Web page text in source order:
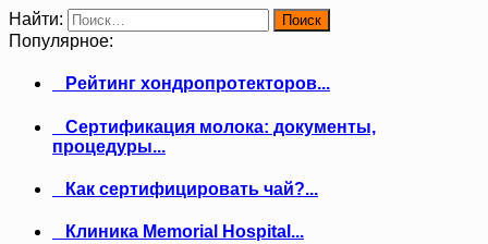
Найти:
Популярное:
Рейтинг хондропротекторов...
Сертификация молока: документы,
процедуры...
Как сертифицировать чай?...
Клиника Memorial Hospital...